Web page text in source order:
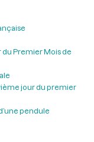
du Premier Mois de
jour du premier
pendule